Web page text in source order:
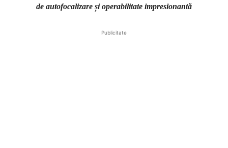
de autofocalizare și operabilitate impresionantă
Publicitate